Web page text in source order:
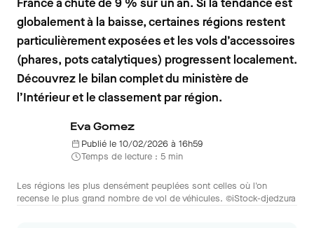
globalement à la baisse, certaines régions restent
particulièrement exposées et les vols d’accessoires
(phares, pots catalytiques) progressent localement.
Découvrez le bilan complet du ministère de
l’Intérieur et le classement par région.
Eva Gomez
Publié le 10/02/2026 à 16h59
Temps de lecture : 5 min
Les régions les plus densément peuplées sont celles où l'on
recense le plus grand nombre de vol de véhicules. ©iStock-djedzura